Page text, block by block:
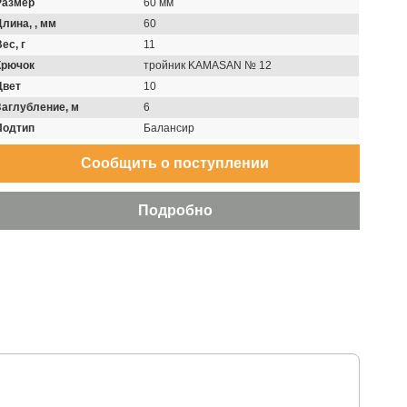
60 мм
, мм
60
г
11
тройник KAMASAN № 12
10
м
6
Балансир